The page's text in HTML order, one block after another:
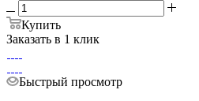
Купить
Заказать в 1 клик
Быстрый просмотр